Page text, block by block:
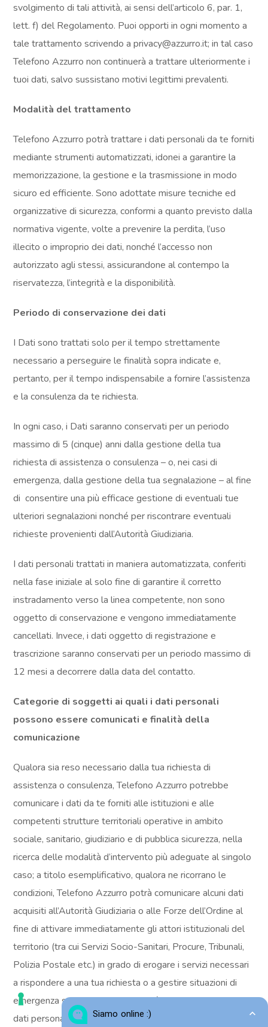
svolgimento di tali attività, ai sensi dell’articolo 6, par. 1,
lett. f) del Regolamento. Puoi opporti in ogni momento a
tale trattamento scrivendo a privacy@azzurro.it; in tal caso
Telefono Azzurro non continuerà a trattare ulteriormente i
tuoi dati, salvo sussistano motivi legittimi prevalenti.
Modalità del trattamento
Telefono Azzurro potrà trattare i dati personali da te forniti
mediante strumenti automatizzati, idonei a garantire la
memorizzazione, la gestione e la trasmissione in modo
sicuro ed efficiente. Sono adottate misure tecniche ed
organizzative di sicurezza, conformi a quanto previsto dalla
normativa vigente, volte a prevenire la perdita, l’uso
illecito o improprio dei dati, nonché l’accesso non
autorizzato agli stessi, assicurandone al contempo la
riservatezza, l’integrità e la disponibilità.
Periodo di conservazione dei dati
I Dati sono trattati solo per il tempo strettamente
necessario a perseguire le finalità sopra indicate e,
pertanto, per il tempo indispensabile a fornire l’assistenza
e la consulenza da te richiesta.
In ogni caso, i Dati saranno conservati per un periodo
massimo di 5 (cinque) anni dalla gestione della tua
richiesta di assistenza o consulenza – o, nei casi di
emergenza, dalla gestione della tua segnalazione – al fine
di consentire una più efficace gestione di eventuali tue
ulteriori segnalazioni nonché per riscontrare eventuali
richieste provenienti dall’Autorità Giudiziaria.
I dati personali trattati in maniera automatizzata, conferiti
nella fase iniziale al solo fine di garantire il corretto
instradamento verso la linea competente, non sono
oggetto di conservazione e vengono immediatamente
cancellati. Invece, i dati oggetto di registrazione e
trascrizione saranno conservati per un periodo massimo di
12 mesi a decorrere dalla data del contatto.
Categorie di soggetti ai quali i dati personali
possono essere comunicati e finalità della
comunicazione
Qualora sia reso necessario dalla tua richiesta di
assistenza o consulenza, Telefono Azzurro potrebbe
comunicare i dati da te forniti alle istituzioni e alle
competenti strutture territoriali operative in ambito
sociale, sanitario, giudiziario e di pubblica sicurezza, nella
ricerca delle modalità d’intervento più adeguate al singolo
caso; a titolo esemplificativo, qualora ne ricorrano le
condizioni, Telefono Azzurro potrà comunicare alcuni dati
acquisiti all’Autorità Giudiziaria o alle Forze dell’Ordine al
fine di attivare immediatamente gli attori istituzionali del
territorio (tra cui Servizi Socio-Sanitari, Procure, Tribunali,
Polizia Postale etc.) in grado di erogare i servizi necessari
a rispondere a una tua richiesta o a gestire situazioni di
emergenza segnalate. Inoltre, potrà comunicare alcuni tuoi
dati personali a soggetti terzi dei quali si avvale per lo